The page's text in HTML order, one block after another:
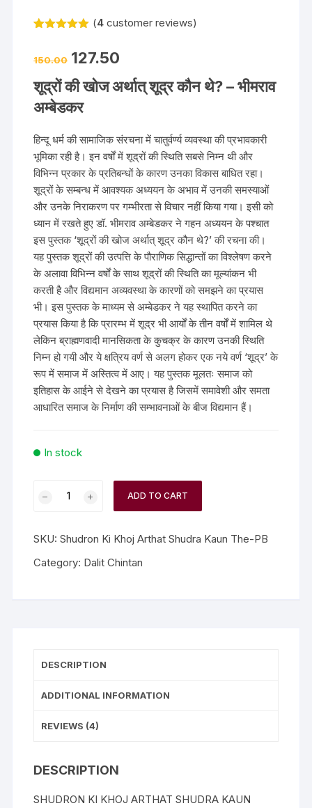
based on
ratings
(4 customer reviews)
150.00 127.50
शूद्रों की खोज अर्थात् शूद्र कौन थे? – भीमराव
अम्बेडकर
हिन्दू धर्म की सामाजिक संरचना में चातुर्वर्ण्य व्यवस्था की प्रभावकारी
भूमिका रही है। इन वर्षों में शूद्रों की स्थिति सबसे निम्न थी और
विभिन्न प्रकार के प्रतिबन्धों के कारण उनका विकास बाधित रहा।
शूद्रों के सम्बन्ध में आवश्यक अध्ययन के अभाव में उनकी समस्याओं
और उनके निराकरण पर गम्भीरता से विचार नहीं किया गया। इसी को
ध्यान में रखते हुए डॉ. भीमराव अम्बेडकर ने गहन अध्ययन के पश्चात
इस पुस्तक ‘शूद्रों की खोज अर्थात् शूद्र कौन थे?’ की रचना की।
यह पुस्तक शूद्रों की उत्पत्ति के पौराणिक सिद्धान्तों का विश्लेषण करने
के अलावा विभिन्न वर्षों के साथ शूद्रों की स्थिति का मूल्यांकन भी
करती है और विद्यमान अव्यवस्था के कारणों को समझने का प्रयास
भी। इस पुस्तक के माध्यम से अम्बेडकर ने यह स्थापित करने का
प्रयास किया है कि प्रारम्भ में शूद्र भी आर्यों के तीन वर्षों में शामिल थे
लेकिन ब्राह्मणवादी मानसिकता के कुचक्र के कारण उनकी स्थिति
निम्न हो गयी और ये क्षत्रिय वर्ण से अलग होकर एक नये वर्ण ‘शूद्र’ के
रूप में समाज में अस्तित्व में आए। यह पुस्तक मूलतः समाज को
इतिहास के आईने से देखने का प्रयास है जिसमें समावेशी और समता
आधारित समाज के निर्माण की सम्भावनाओं के बीज विद्यमान हैं।
In stock
ADD TO CART
SKU:Shudron Ki Khoj Arthat Shudra Kaun The-PB
Category: Dalit Chintan
DESCRIPTION
ADDITIONAL INFORMATION
REVIEWS (4)
DESCRIPTION
SHUDRON KI KHOJ ARTHAT SHUDRA KAUN